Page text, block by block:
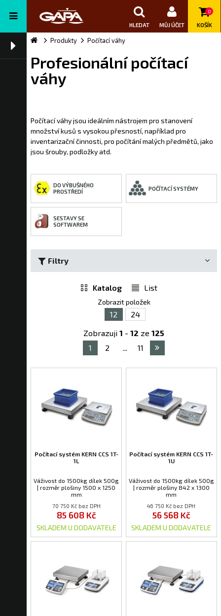
HLEDAT MŮJ ÚČET
0
KOŠÍK
Produkty Počítací váhy
Profesionální počítací
váhy
Počítací váhy jsou ideálním nástrojem pro stanovení
množství kusů s vysokou přesností, například pro
inventarizační činnosti, pro počítání malých předmětů, jako
jsou šrouby, podložky atd.
DO VÝBUŠNÉHO
PROSTŘEDÍ
POČÍTACÍ SYSTÉMY
SESTAVY SE
SOFTWAREM
Filtry
Katalog List
Zobrazit položek
12
24
Zobrazuji 1 - 12 ze 125
1
2 ... 11
Počítací systém KERN CCS 1T-
1L
Váživost do 1500kg dílek 500g
| rozměr plošiny 1500 x 1250
mm
70 750 Kč bez DPH
85 608 Kč
SKLADEM U DODAVATELE
Počítací systém KERN CCS 1T-
1U
Váživost do 1500kg dílek 500g
| rozměr plošiny 842 x 1300
mm
46 750 Kč bez DPH
56 568 Kč
SKLADEM U DODAVATELE